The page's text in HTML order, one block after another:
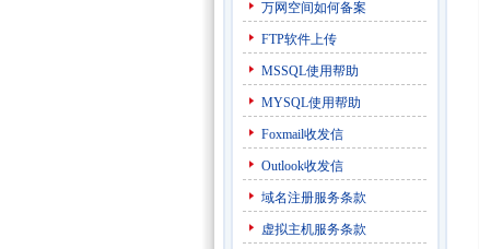
万网空间如何备案
FTP软件上传
MSSQL使用帮助
MYSQL使用帮助
Foxmail收发信
Outlook收发信
域名注册服务条款
虚拟主机服务条款